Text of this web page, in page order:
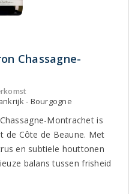
Chassagne-
- Bourgogne
Montrachet is
de Côte de Beaune. Met
en subtiele houttonen
balans tussen frisheid